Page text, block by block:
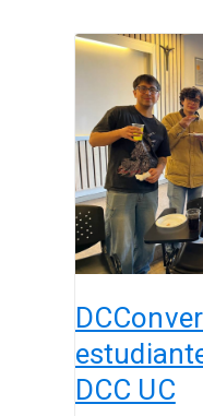
DCC UC
estudiantes
y
académicos
DCC
UC